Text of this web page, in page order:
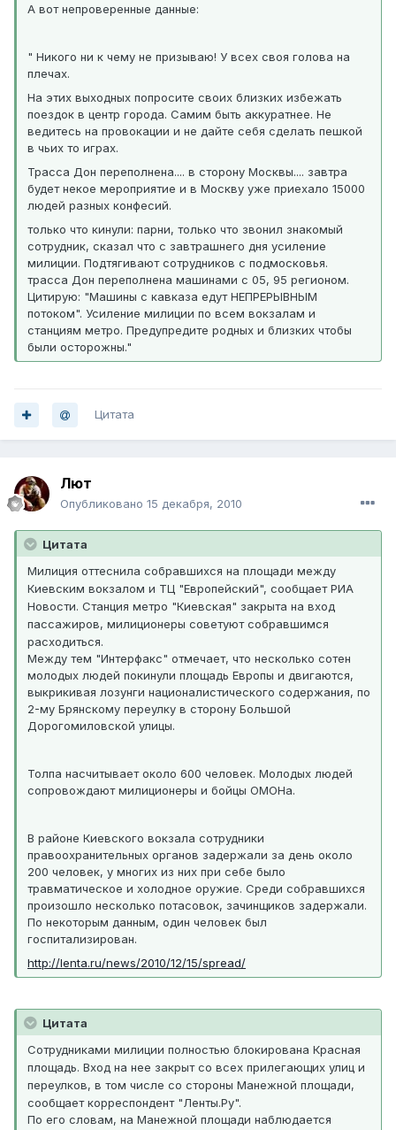
А вот непроверенные данные:
" Никого ни к чему не призываю! У всех своя голова на
плечах.
На этих выходных попросите своих близких избежать
поездок в центр города. Самим быть аккуратнее. Не
ведитесь на провокации и не дайте себя сделать пешкой
в чьих то играх.
Трасса Дон переполнена.... в сторону Москвы.... завтра
будет некое мероприятие и в Москву уже приехало 15000
людей разных конфесий.
только что кинули: парни, только что звонил знакомый
сотрудник, сказал что с завтрашнего дня усиление
милиции. Подтягивают сотрудников с подмосковья.
трасса Дон переполнена машинами с 05, 95 регионом.
Цитирую: "Машины с кавказа едут НЕПРЕРЫВНЫМ
потоком". Усиление милиции по всем вокзалам и
станциям метро. Предупредите родных и близких чтобы
были осторожны."
Цитата
Лют
Опубликовано 15 декабря, 2010
Цитата
Милиция оттеснила собравшихся на площади между
Киевским вокзалом и ТЦ "Европейский", сообщает РИА
Новости. Станция метро "Киевская" закрыта на вход
пассажиров, милиционеры советуют собравшимся
расходиться.
Между тем "Интерфакс" отмечает, что несколько сотен
молодых людей покинули площадь Европы и двигаются,
выкрикивая лозунги националистического содержания, по
2-му Брянскому переулку в сторону Большой
Дорогомиловской улицы.
Толпа насчитывает около 600 человек. Молодых людей
сопровождают милиционеры и бойцы ОМОНа.
В районе Киевского вокзала сотрудники
правоохранительных органов задержали за день около
200 человек, у многих из них при себе было
травматическое и холодное оружие. Среди собравшихся
произошло несколько потасовок, зачинщиков задержали.
По некоторым данным, один человек был
госпитализирован.
http://lenta.ru/news/2010/12/15/spread/
Цитата
Сотрудниками милиции полностью блокирована Красная
площадь. Вход на нее закрыт со всех прилегающих улиц и
переулков, в том числе со стороны Манежной площади,
сообщает корреспондент "Ленты.Ру".
По его словам, на Манежной площади наблюдается